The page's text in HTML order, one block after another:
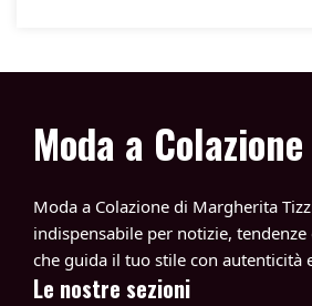
Moda a Colazione
Moda a Colazione di Margherita
indispensabile per notizie,
che guida il tuo stile con autenticità
Le nostre sezioni